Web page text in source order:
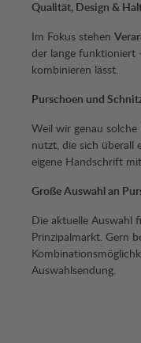
Qualität, Design &
Im Fokus stehen
der lange funktioniert
kombinieren lässt.
Purschoen und
Weil wir genau
nutzt, die sich überall
eigene Handschrift
Große Auswahl an
Die aktuelle Auswahl
Prinzipalmarkt. Gern
Auswahlsendung.